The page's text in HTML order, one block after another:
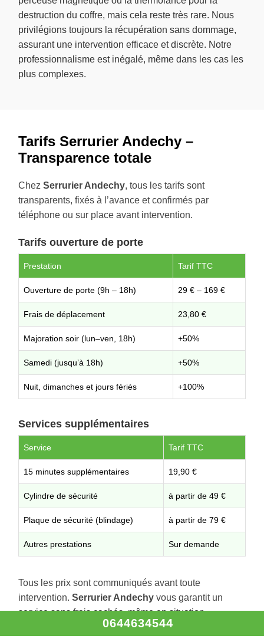
destruction du coffre, mais cela reste très rare. Nous
privilégions toujours la récupération sans dommage,
assurant une intervention efficace et discrète. Notre
professionnalisme est inégalé, même dans les cas les
plus complexes.
Tarifs Serrurier Andechy –
Transparence totale
Chez Serrurier Andechy, tous les tarifs sont
transparents, fixés à l’avance et confirmés par
téléphone ou sur place avant intervention.
Tarifs ouverture de porte
Prestation Tarif TTC
Ouverture de porte (9h – 18h) 29 € – 169 €
Frais de déplacement 23,80 €
Majoration soir (lun–ven, 18h) +50%
Samedi (jusqu’à 18h) +50%
Nuit, dimanches et jours fériés +100%
Services supplémentaires
Service Tarif TTC
15 minutes supplémentaires 19,90 €
Cylindre de sécurité à partir de 49 €
Plaque de sécurité (blindage) à partir de 79 €
Autres prestations Sur demande
Tous les prix sont communiqués avant toute
intervention. Serrurier Andechy vous garantit un
service sans frais cachés, même en situation
0644634544